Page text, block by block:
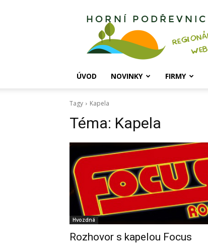
Horní
ÚVOD NOVINKY FIRMY
Tagy Kapela
Téma: Kapela
Hvozdná
Rozhovor s kapelou Focus